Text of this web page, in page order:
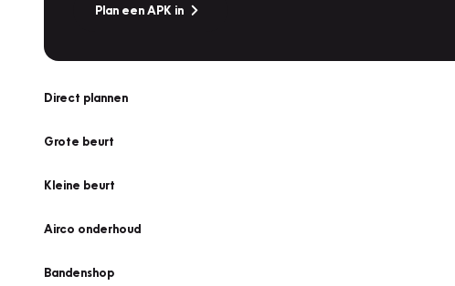
Plan een APK in
Direct plannen
Grote beurt
Kleine beurt
Airco onderhoud
Bandenshop